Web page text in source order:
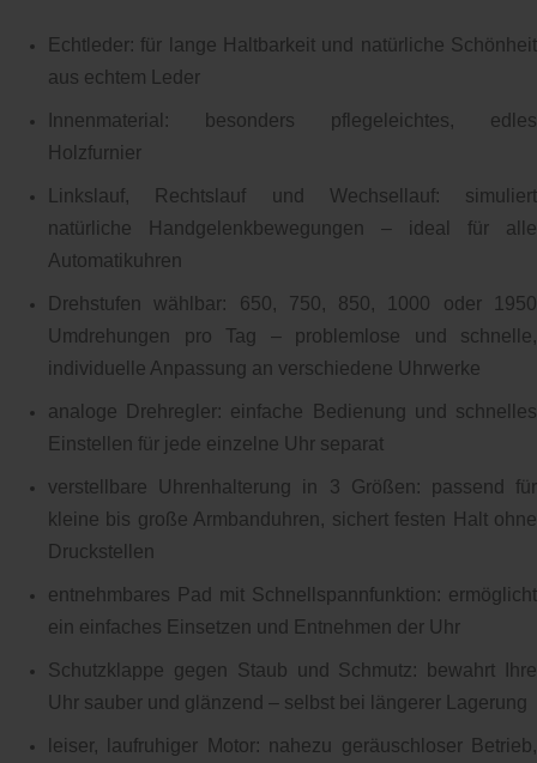
Echtleder: für lange Haltbarkeit und natürliche Schönheit
aus echtem Leder
Innenmaterial: besonders pflegeleichtes, edles
Holzfurnier
Linkslauf, Rechtslauf und Wechsellauf: simuliert
natürliche Handgelenkbewegungen – ideal für alle
Automatikuhren
Drehstufen wählbar: 650, 750, 850, 1000 oder 1950
Umdrehungen pro Tag – problemlose und schnelle,
individuelle Anpassung an verschiedene Uhrwerke
analoge Drehregler: einfache Bedienung und schnelles
Einstellen für jede einzelne Uhr separat
verstellbare Uhrenhalterung in 3 Größen: passend für
kleine bis große Armbanduhren, sichert festen Halt ohne
Druckstellen
entnehmbares Pad mit Schnellspannfunktion: ermöglicht
ein einfaches Einsetzen und Entnehmen der Uhr
Schutzklappe gegen Staub und Schmutz: bewahrt Ihre
Uhr sauber und glänzend – selbst bei längerer Lagerung
leiser, laufruhiger Motor: nahezu geräuschloser Betrieb,